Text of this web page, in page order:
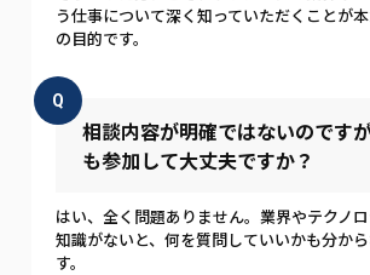
う仕事について深く知っていただくことが
の目的です。
Q
相談内容が明確ではないのです
も参加して大丈夫ですか？
はい、全く問題ありません。業界やテクノ
知識がないと、何を質問していいかも分か
す。